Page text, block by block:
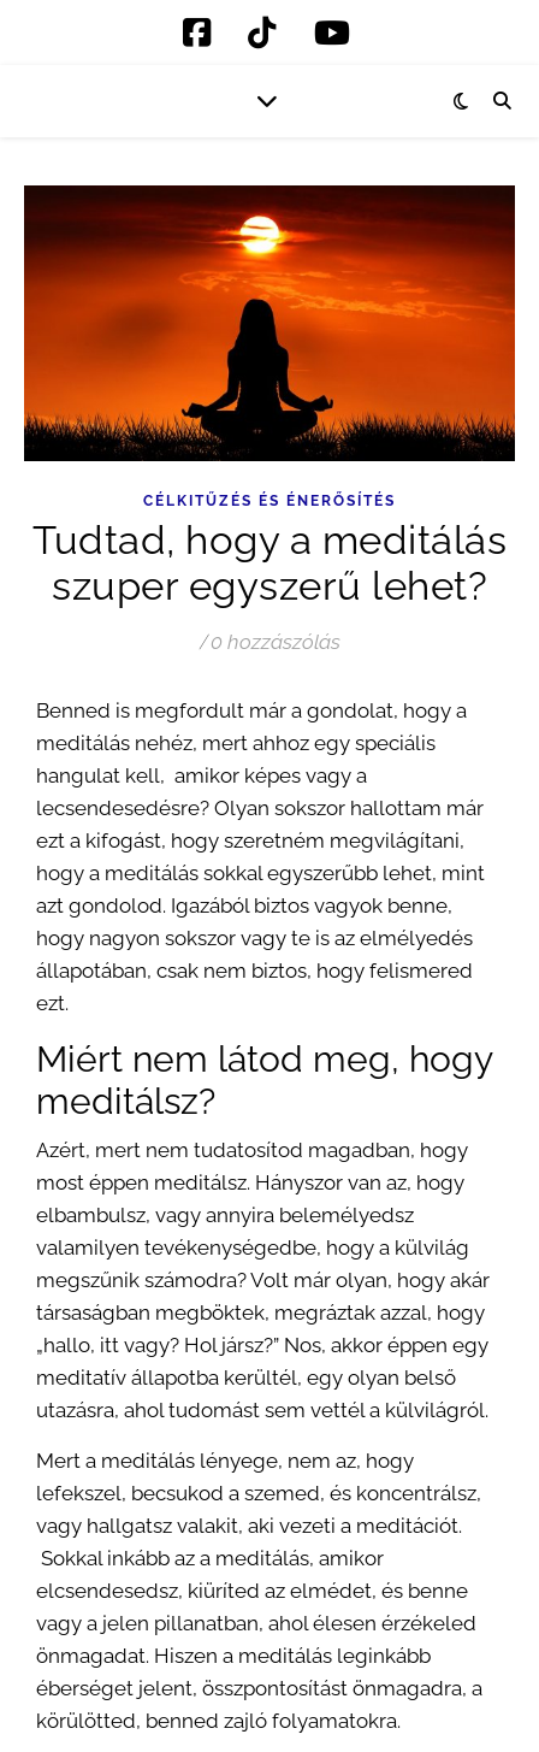
CÉLKITŰZÉS ÉS ÉNERŐSÍTÉS
Tudtad, hogy a meditálás
szuper egyszerű lehet?
/ 0 hozzászólás
Benned is megfordult már a gondolat, hogy a
meditálás nehéz, mert ahhoz egy speciális
hangulat kell, amikor képes vagy a
lecsendesedésre? Olyan sokszor hallottam már
ezt a kifogást, hogy szeretném megvilágítani,
hogy a meditálás sokkal egyszerűbb lehet, mint
azt gondolod. Igazából biztos vagyok benne,
hogy nagyon sokszor vagy te is az elmélyedés
állapotában, csak nem biztos, hogy felismered
ezt.
Miért nem látod meg, hogy
meditálsz?
Azért, mert nem tudatosítod magadban, hogy
most éppen meditálsz. Hányszor van az, hogy
elbambulsz, vagy annyira belemélyedsz
valamilyen tevékenységedbe, hogy a külvilág
megszűnik számodra? Volt már olyan, hogy akár
társaságban megböktek, megráztak azzal, hogy
„hallo, itt vagy? Hol jársz?” Nos, akkor éppen egy
meditatív állapotba kerültél, egy olyan belső
utazásra, ahol tudomást sem vettél a külvilágról.
Mert a meditálás lényege, nem az, hogy
lefekszel, becsukod a szemed, és koncentrálsz,
vagy hallgatsz valakit, aki vezeti a meditációt.
Sokkal inkább az a meditálás, amikor
elcsendesedsz, kiüríted az elmédet, és benne
vagy a jelen pillanatban, ahol élesen érzékeled
önmagadat. Hiszen a meditálás leginkább
éberséget jelent, összpontosítást önmagadra, a
körülötted, benned zajló folyamatokra.